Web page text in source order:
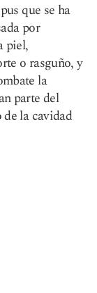
que se ha
por
piel,
o rasguño, y
la
parte del
la cavidad